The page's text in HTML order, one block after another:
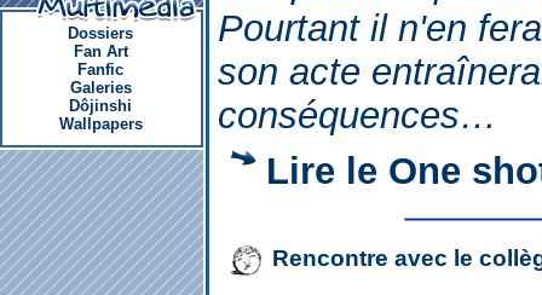
Dossiers
Fan Art
Fanfic
Galeries
Dôjinshi
Wallpapers
Pourtant il n'en
son acte
conséquences…
Lire le One
Rencontre avec le